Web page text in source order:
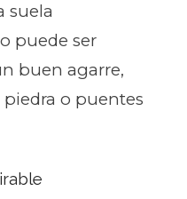
suela
puede ser
buen agarre,
o puentes